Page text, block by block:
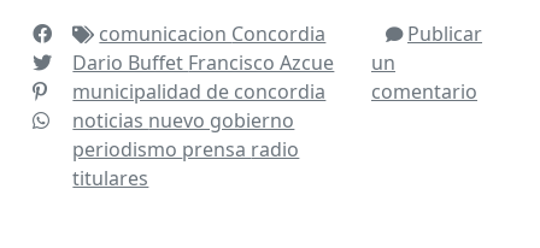
comunicacion Concordia
Dario Buffet Francisco Azcue
municipalidad de concordia
noticias nuevo gobierno
periodismo prensa radio
titulares
Publicar
un
comentario